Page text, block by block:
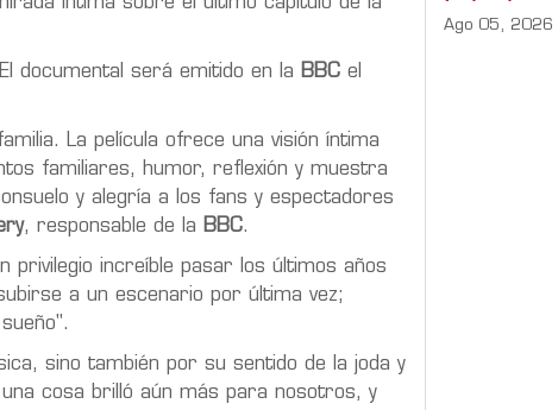
documental será emitido en la BBC el
La película ofrece una visión íntima
familiares, humor, reflexión y muestra
y alegría a los fans y espectadores
, responsable de la BBC.
privilegio increíble pasar los últimos años
a un escenario por última vez;
sino también por su sentido de la joda y
cosa brilló aún más para nosotros, y
Ago 05, 2026